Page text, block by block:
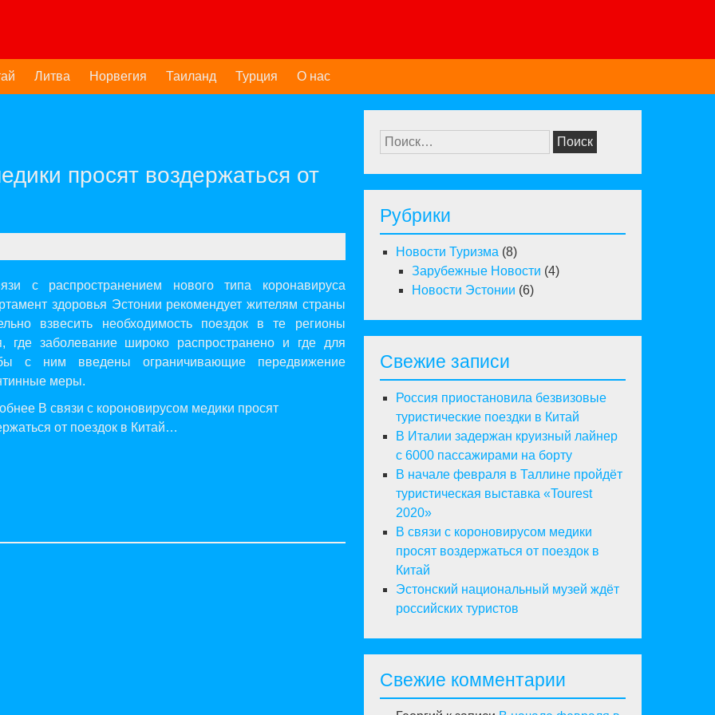
Литва Норвегия Таиланд Турция О нас
просят воздержаться от
с распространением нового типа коронавируса
здоровья Эстонии рекомендует жителям страны
взвесить необходимость поездок в те регионы
где заболевание широко распространено и где для
с ним введены ограничивающие передвижение
меры.
В связи с короновирусом медики просят
от поездок в Китай…
Найти:
Рубрики
Новости Туризма (8)
Зарубежные Новости (4)
Новости Эстонии (6)
Свежие записи
Россия приостановила безвизовые
туристические поездки в Китай
В Италии задержан круизный лайнер
с 6000 пассажирами на борту
В начале февраля в Таллине пройдёт
туристическая выставка «Tourest
2020»
В связи с короновирусом медики
просят воздержаться от поездок в
Китай
Эстонский национальный музей ждёт
российских туристов
Свежие комментарии